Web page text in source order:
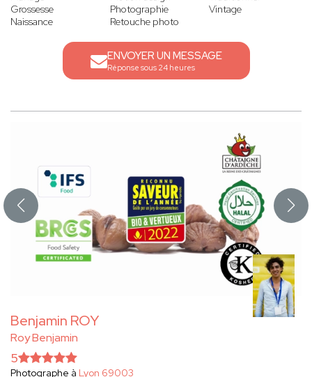
Grossesse
Naissance
Photographie
Retouche photo
Vintage
ENVOYER UN MESSAGE
Réponse sous 24 heures
Benjamin ROY
Roy Benjamin
5
Photographe à Lyon 69003